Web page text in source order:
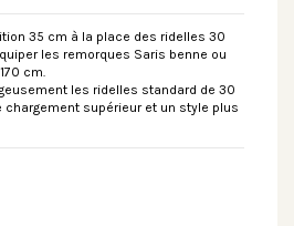
35 cm à la place des ridelles 30
les remorques Saris benne ou
cm.
les ridelles standard de 30
chargement supérieur et un style plus